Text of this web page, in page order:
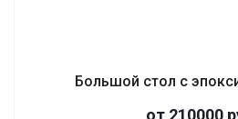
Большой стол с
от 210000